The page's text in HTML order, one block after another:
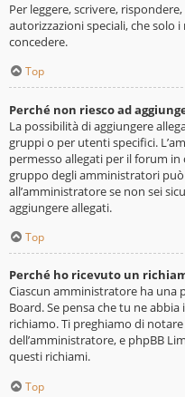
Per leggere, scrivere,
autorizzazioni speciali, che solo
concedere.
Top
Perché non riesco ad
La possibilità di aggiungere
gruppi o per utenti specifici.
permesso allegati per il forum
gruppo degli amministratori può
all’amministratore se non sei
aggiungere allegati.
Top
Perché ho ricevuto un
Ciascun amministratore ha una
Board. Se pensa che tu ne
richiamo. Ti preghiamo di
dell’amministratore, e phpBB
questi richiami.
Top